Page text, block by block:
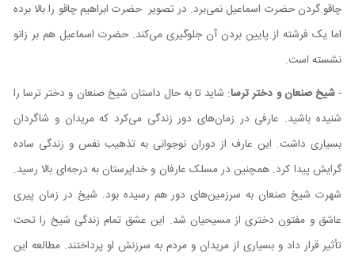
چاقو گردن حضرت اسماعیل نمی‌برد. در تصویر حضرت ابراهیم چاقو را بالا برده
اما یک فرشته از پایین بردن آن جلوگیری می‌کند. حضرت اسماعیل هم بر زانو
نشسته است.
-شیخ صنعان و دختر ترسا: شاید تا به حال داستان شیخ صنعان و دختر ترسا را
شنیده باشید. عارفی در زمان‌های دور زندگی می‌کرد که مریدان و شاگردان
بسیاری داشت. این عارف از دوران نوجوانی به تذهیب نفس و زندگی ساده
گرایش پیدا کرد. همچنین در مسلک عارفان و خداپرستان به درجه‌ای بالا رسید.
شهرت شیخ صنعان به سرزمین‌های دور هم رسیده بود. شیخ در زمان پیری
عاشق و مفتون دختری از مسیحیان شد. این عشق تمام زندگی شیخ را تحت
تأثیر قرار داد و بسیاری از مریدان و مردم به سرزنش او پرداختند. مطالعه این